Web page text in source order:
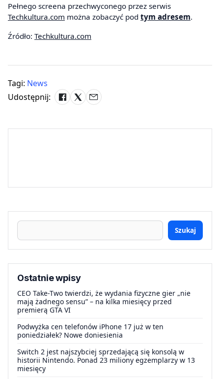
Pełnego screena przechwyconego przez serwis
Techkultura.com można zobaczyć pod tym adresem.
Źródło: Techkultura.com
Tagi: News
Udostępnij:
Szukaj
Ostatnie wpisy
CEO Take-Two twierdzi, że wydania fizyczne gier „nie
mają żadnego sensu” – na kilka miesięcy przed
premierą GTA VI
Podwyżka cen telefonów iPhone 17 już w ten
poniedziałek? Nowe doniesienia
Switch 2 jest najszybciej sprzedającą się konsolą w
historii Nintendo. Ponad 23 miliony egzemplarzy w 13
miesięcy